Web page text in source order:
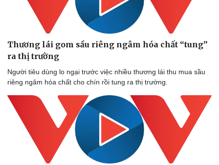
Thương lái gom sầu riêng ngâm hóa chất “tung”
ra thị trường
Người tiêu dùng lo ngại trước việc nhiều thương lái thu mua sầu
riêng ngâm hóa chất cho chín rồi tung ra thị trường.